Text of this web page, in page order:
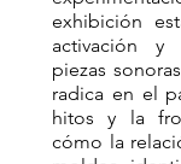
exhibición
activación y
piezas
radica en el
hitos y la
cómo la